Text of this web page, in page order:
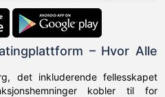
– Hvor Alle
det inkluderende fellesskapet
kobler til for